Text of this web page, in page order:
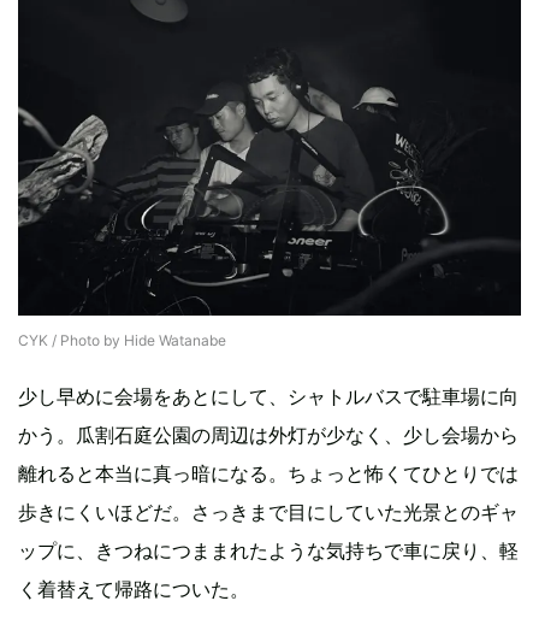
CYK / Photo by Hide Watanabe
少し早めに会場をあとにして、シャトルバスで駐車場に向
かう。瓜割石庭公園の周辺は外灯が少なく、少し会場から
離れると本当に真っ暗になる。ちょっと怖くてひとりでは
歩きにくいほどだ。さっきまで目にしていた光景とのギャ
ップに、きつねにつままれたような気持ちで車に戻り、軽
く着替えて帰路についた。